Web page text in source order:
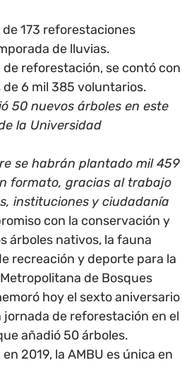
173 reforestaciones
de lluvias.
reforestación, se contó con
6 mil 385 voluntarios.
50 nuevos árboles en este
la Universidad
se habrán plantado mil 459
formato, gracias al trabajo
instituciones y ciudadanía
con la conservación y
árboles nativos, la fauna
recreación y deporte para la
de Bosques
hoy el sexto aniversario
de reforestación en el
añadió 50 árboles.
2019, la AMBU es única en